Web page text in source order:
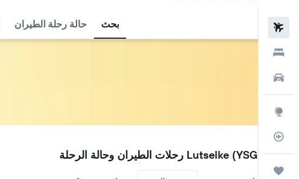
بحث حالة رحلة الطيران
YSG
مطار Lutselke (YSG) رحلات الطيران وحالة الرحلة